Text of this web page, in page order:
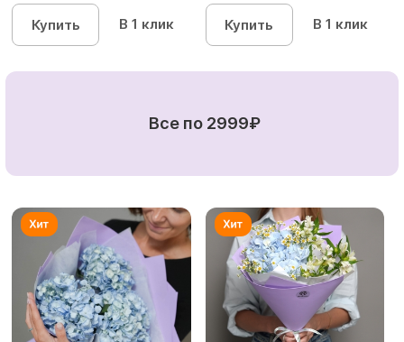
Купить В 1 клик Купить В 1 клик
Все по 2999₽